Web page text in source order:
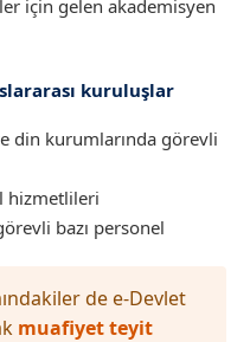
için gelen akademisyen
kuruluşlar
din kurumlarında görevli
hizmetlileri
bazı personel
de e-Devlet
muafiyet teyit